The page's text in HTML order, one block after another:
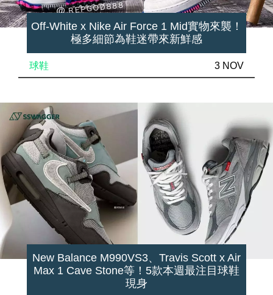
Off-White x Nike Air Force 1 Mid實物來襲！
極多細節為鞋迷帶來新鮮感
球鞋 3 NOV
New Balance M990VS3、Travis Scott x Air
Max 1 Cave Stone等！5款本週最注目球鞋
現身